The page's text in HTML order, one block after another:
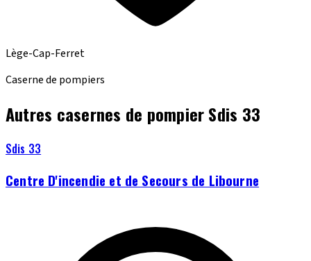
Lège-Cap-Ferret
Caserne de pompiers
Autres casernes de pompier Sdis 33
Sdis 33
Centre D'incendie et de Secours de Libourne